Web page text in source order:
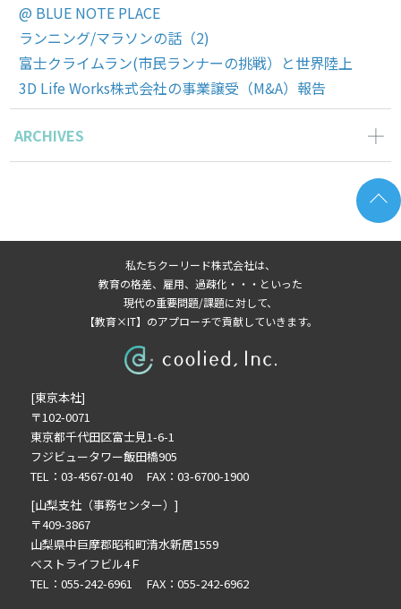
@ BLUE NOTE PLACE
ランニング/マラソンの話（2)
富士クライムラン(市民ランナーの挑戦）と世界陸上
3D Life Works株式会社の事業譲受（M&A）報告
ARCHIVES
2025年8月の記事一覧(1)
2025年6月の記事一覧(1)
2025年4月の記事一覧(1)
2025年3月の記事一覧(1)
2025年2月の記事一覧(1)
2024年9月の記事一覧(1)
2024年6月の記事一覧(1)
2024年5月の記事一覧(2)
2024年3月の記事一覧(2)
2023年10月の記事一覧(1)
2023年3月の記事一覧(2)
2022年12月の記事一覧(1)
2022年8月の記事一覧(1)
私たちクーリード株式会社は、
教育の格差、雇用、過疎化・・・といった
現代の重要問題/課題に対して、
【教育×IT】のアプローチで貢献していきます。
[東京本社]
〒102-0071
東京都千代田区富士見1-6-1
フジビュータワー飯田橋905
TEL：03-4567-0140 FAX：03-6700-1900
[山梨支社（事務センター）]
〒409-3867
山梨県中巨摩郡昭和町清水新居1559
ベストライフビル4Ｆ
TEL：055-242-6961 FAX：055-242-6962